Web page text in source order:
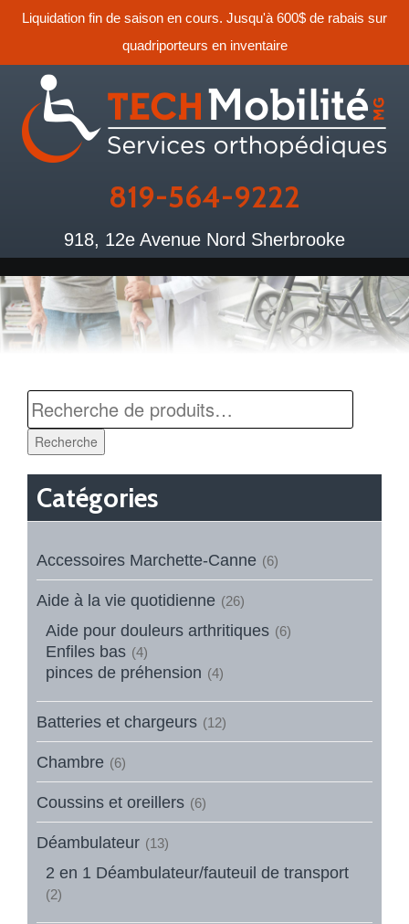
Liquidation fin de saison en cours. Jusqu'à 600$ de rabais sur
quadriporteurs en inventaire
819-564-9222
918, 12e Avenue Nord Sherbrooke
Recherche
Catégories
Accessoires Marchette-Canne (6)
Aide à la vie quotidienne (26)
Aide pour douleurs arthritiques (6)
Enfiles bas (4)
pinces de préhension (4)
Batteries et chargeurs (12)
Chambre (6)
Coussins et oreillers (6)
Déambulateur (13)
2 en 1 Déambulateur/fauteuil de transport
(2)